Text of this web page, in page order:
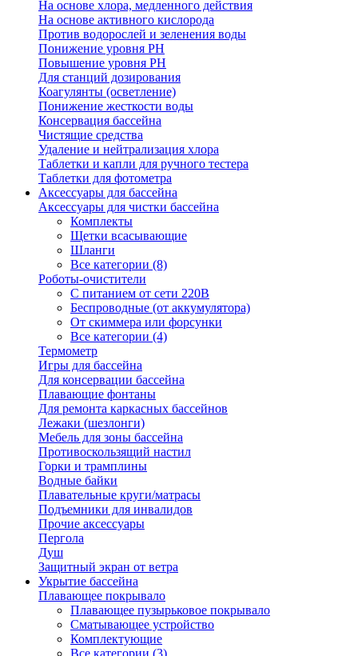
На основе хлора, медленного действия
На основе активного кислорода
Против водорослей и зеленения воды
Понижение уровня РН
Повышение уровня РН
Для станций дозирования
Коагулянты (осветление)
Понижение жесткости воды
Консервация бассейна
Чистящие средства
Удаление и нейтрализация хлора
Таблетки и капли для ручного тестера
Таблетки для фотометра
Аксессуары для бассейна
Аксессуары для чистки бассейна
Комплекты
Щетки всасывающие
Шланги
Все категории (8)
Роботы-очистители
С питанием от сети 220В
Беспроводные (от аккумулятора)
От скиммера или форсунки
Все категории (4)
Термометр
Игры для бассейна
Для консервации бассейна
Плавающие фонтаны
Для ремонта каркасных бассейнов
Лежаки (шезлонги)
Мебель для зоны бассейна
Противоскользящий настил
Горки и трамплины
Водные байки
Плавательные круги/матрасы
Подъемники для инвалидов
Прочие аксессуары
Пергола
Душ
Защитный экран от ветра
Укрытие бассейна
Плавающее покрывало
Плавающее пузырьковое покрывало
Сматывающее устройство
Комплектующие
Все категории (3)